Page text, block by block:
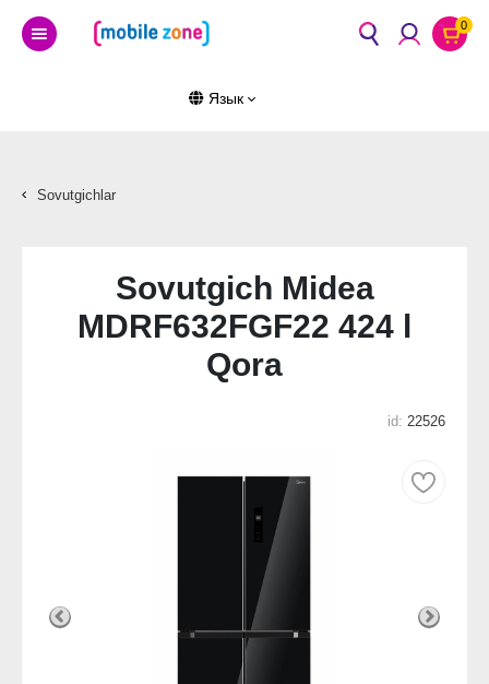
0
Язык
Sovutgichlar
Sovutgich Midea
MDRF632FGF22 424 l
Qora
id: 22526